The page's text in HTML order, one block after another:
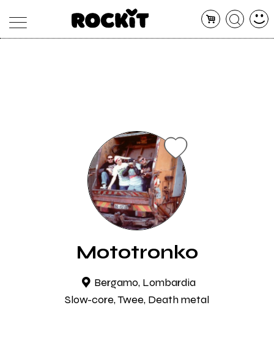
Mototronko
Bergamo, Lombardia
Slow-core, Twee, Death metal